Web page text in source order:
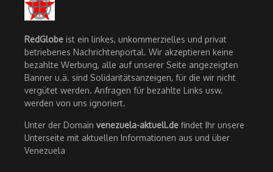
RedGlobe ist ein linkes, unkommerzielles und privat
betriebenes Nachrichtenportal. Wir akzeptieren keine
bezahlte Werbung, alle auf unserer Seite angezeigten
Banner u.ä. sind Solidaritätsanzeigen, für die wir nicht
vergütet werden. Anfragen für bezahlte Links usw.
werden von uns ignoriert.
Unter der Domain venezuela-aktuell.de findet Ihr unsere
Unterseite mit aktuellen Informationen aus und über
Venezuela